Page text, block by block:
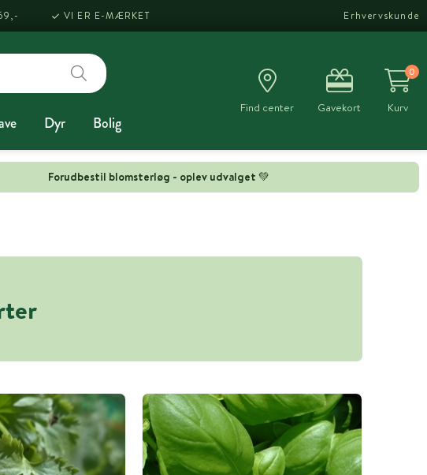
Forudbestil blomsterløg - oplev udvalget 💚
VI ER E-MÆRKET Erhvervskunde
Dyr Bolig
Find center Gavekort
0
Kurv